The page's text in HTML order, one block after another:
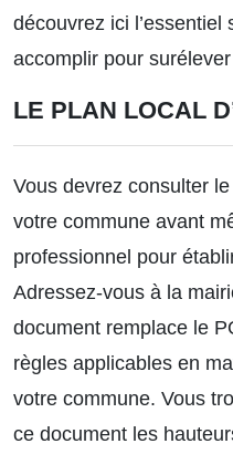
découvrez ici l’essentiel
accomplir pour
LE PLAN LOCAL
Vous devrez consulter
votre commune avant
professionnel pour
Adressez-vous à la
document remplace le
règles applicables en
votre commune. Vous
ce document les